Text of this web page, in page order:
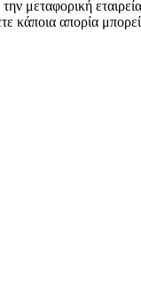
μεταφορική
κάποια απορία